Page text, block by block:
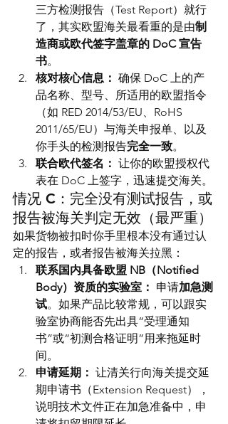
三方检测报告（Test Report）就行
了，其实欧盟海关最看重的是由制
造商或欧代签字盖章的 DoC 宣告
书。
核对核心信息： 确保 DoC 上的产
品名称、型号、所适用的欧盟指令
（如 RED 2014/53/EU、RoHS
2011/65/EU）与海关申报单、以及
你手头的检测报告完全一致。
联合欧代签名： 让你的欧盟授权代
表在 DoC 上签字，迅速提交海关。
情况 C：完全没有测试报告，或
报告被海关判定无效（最严重）
如果货物被扣时你手里根本没有通过认
定的报告，或者报告被海关拉黑：
联系国内具备欧盟 NB（Notified
Body）资质的实验室： 申请加急测
试。如果产品比较常规，可以跟实
验室协商能否先出具“受理通知
书”或“初测合格证明”用来拖延时
间。
申请延期： 让清关行向海关提交延
期申请书（Extension Request），
说明技术文件正在加急准备中，申